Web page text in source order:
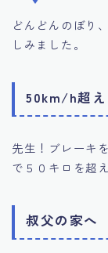
どんどんのぼり
しみました。
50km/h超え
先生！ブレーキ
で５０キロを超
叔父の家へ